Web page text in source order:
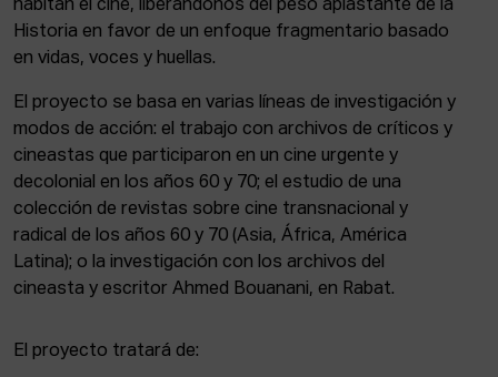
habitan el cine, liberándonos del peso aplastante de la
Historia en favor de un enfoque fragmentario basado
en vidas, voces y huellas.
El proyecto se basa en varias líneas de investigación y
modos de acción: el trabajo con archivos de críticos y
cineastas que participaron en un cine urgente y
decolonial en los años 60 y 70; el estudio de una
colección de revistas sobre cine transnacional y
radical de los años 60 y 70 (Asia, África, América
Latina); o la investigación con los archivos del
cineasta y escritor Ahmed Bouanani, en Rabat.
El proyecto tratará de: